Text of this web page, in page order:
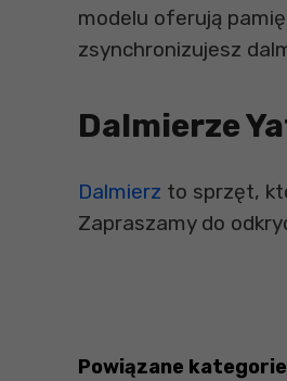
modelu oferują
zsynchronizujesz
Dalmierze
Dalmierz to sprzęt,
Zapraszamy do
Powiązane